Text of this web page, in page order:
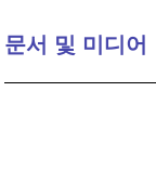
문서 및 미디어